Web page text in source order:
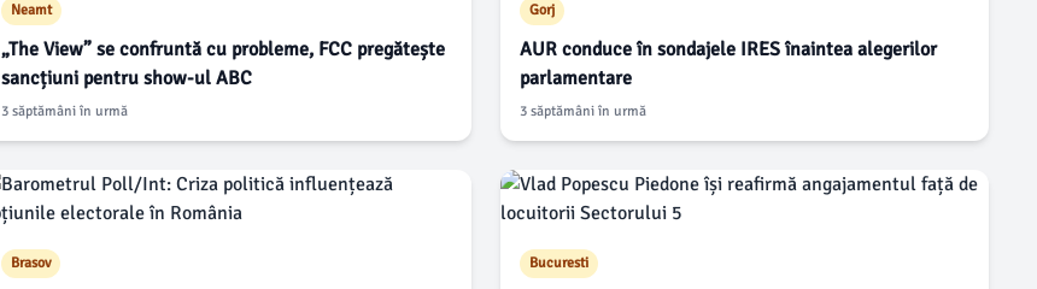
Neamt
„The View” se confruntă cu probleme, FCC pregătește
sancțiuni pentru show-ul ABC
3 săptămâni în urmă
Gorj
AUR conduce în sondajele IRES înaintea alegerilor
parlamentare
3 săptămâni în urmă
Brasov Bucuresti